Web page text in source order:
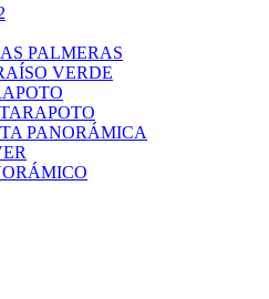
PALMERAS
VERDE
PANORÁMICA